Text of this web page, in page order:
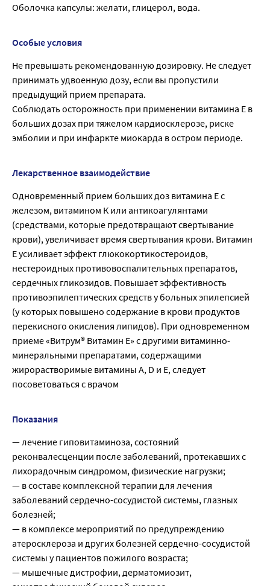
Оболочка капсулы: желати, глицерол, вода.
Особые условия
Не превышать рекомендованную дозировку. Не следует
принимать удвоенную дозу, если вы пропустили
предыдущий прием препарата.
Соблюдать осторожность при применении витамина Е в
больших дозах при тяжелом кардиосклерозе, риске
эмболии и при инфаркте миокарда в остром периоде.
Лекарственное взаимодействие
Одновременный прием больших доз витамина Е с
железом, витамином К или антикоагулянтами
(средствами, которые предотвращают свертывание
крови), увеличивает время свертывания крови. Витамин
Е усиливает эффект глюкокортикостероидов,
нестероидных противовоспалительных препаратов,
сердечных гликозидов. Повышает эффективность
противоэпилептических средств у больных эпилепсией
(у которых повышено содержание в крови продуктов
перекисного окисления липидов). При одновременном
приеме «Витрум® Витамин Е» с другими витаминно-
минеральными препаратами, содержащими
жирорастворимые витамины A, D и Е, следует
посоветоваться с врачом
Показания
— лечение гиповитаминоза, состояний
реконвалесценции после заболеваний, протекавших с
лихорадочным синдромом, физические нагрузки;
— в составе комплексной терапии для лечения
заболеваний сердечно-сосудистой системы, глазных
болезней;
— в комплексе мероприятий по предупреждению
атеросклероза и других болезней сердечно-сосудистой
системы у пациентов пожилого возраста;
— мышечные дистрофии, дерматомиозит,